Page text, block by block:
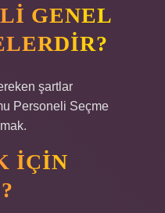
GENEL
şartlar
Personeli Seçme
IÇIN